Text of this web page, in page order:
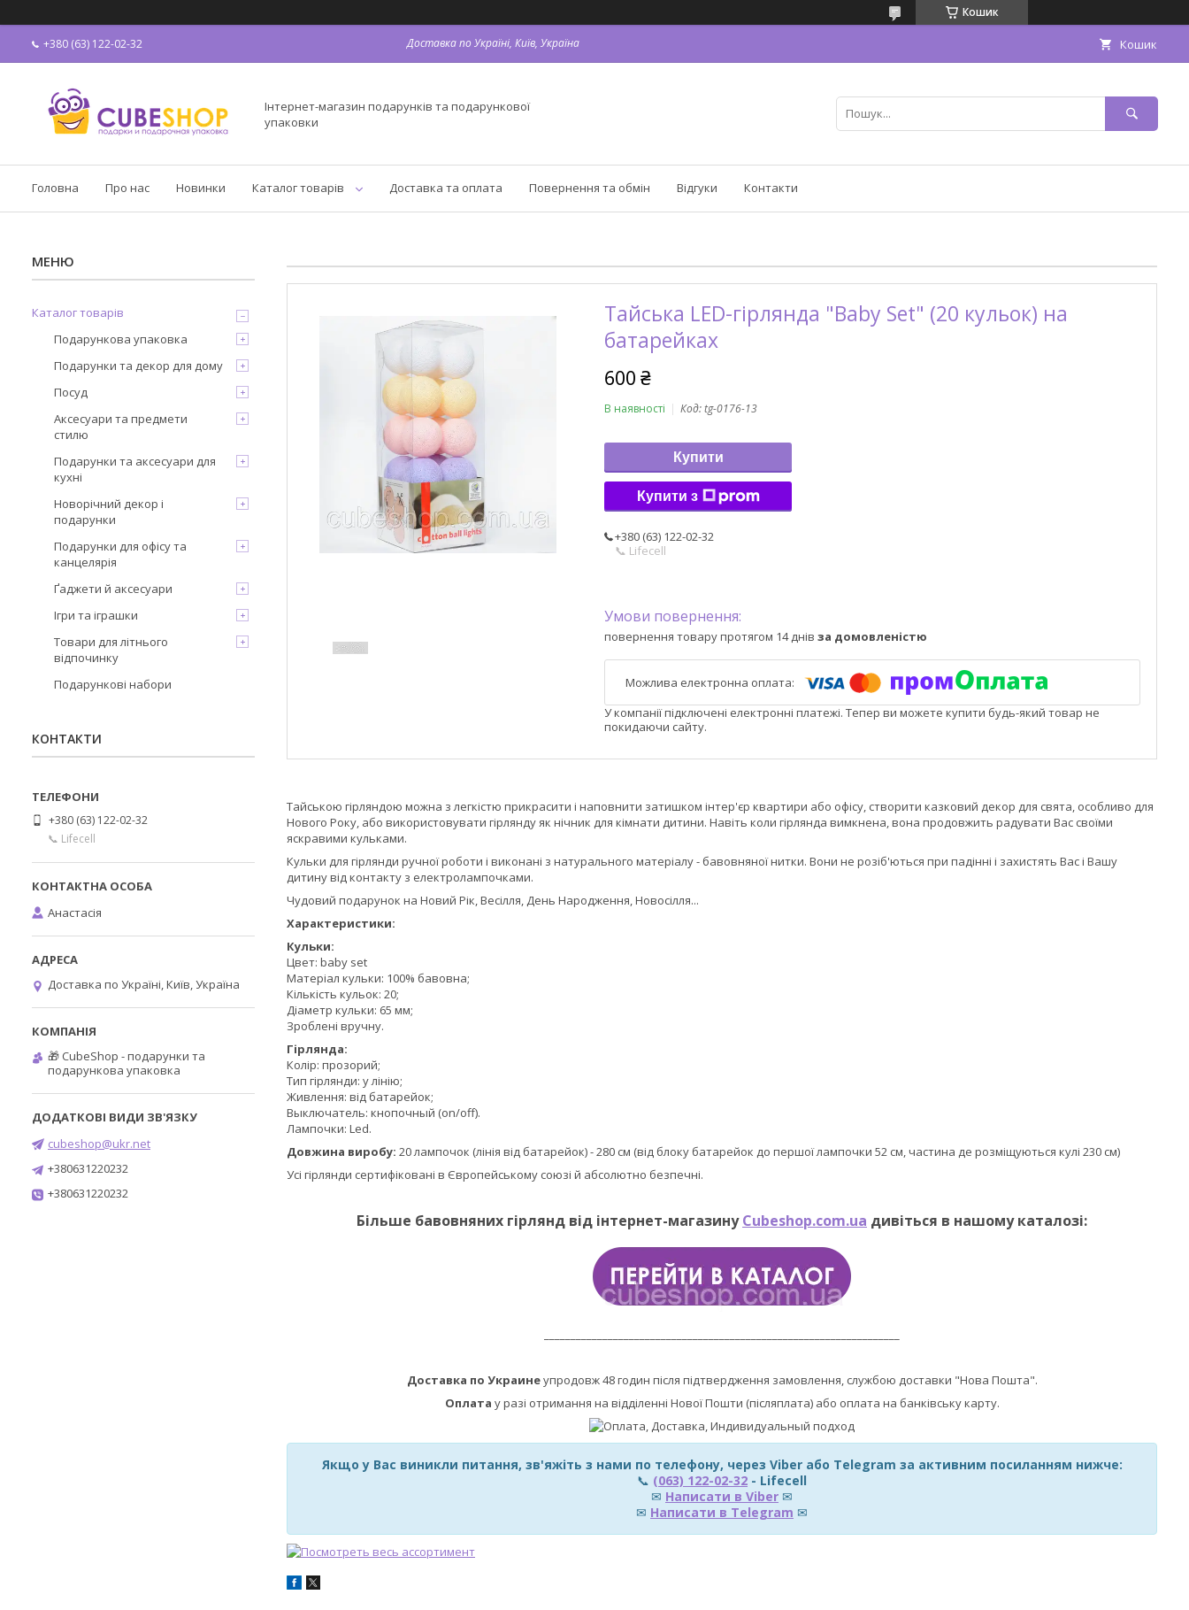
Кошик
+380 (63) 122-02-32 Доставка по Україні, Київ, Україна Кошик
Інтернет-магазин подарунків та подарункової
упаковки
Головна Про нас Новинки Каталог товарів Доставка та оплата Повернення та обмін Відгуки Контакти
Тайська LED-гірлянда "Baby Set" (20 кульок) на
батарейках
600 ₴
В наявності Код:tg-0176-13
Купити
Купити з
+380 (63) 122-02-32
📞 Lifecell
повернення товару протягом 14 днів за домовленістю
У компанії підключені електронні платежі. Тепер ви можете купити будь-який товар не
покидаючи сайту.
Тайською гірляндою можна з легкістю прикрасити і наповнити затишком інтер'єр квартири або офісу, створити казковий декор для свята, особливо для
Нового Року, або використовувати гірлянду як нічник для кімнати дитини. Навіть коли гірлянда вимкнена, вона продовжить радувати Вас своїми
яскравими кульками.
Кульки для гірлянди ручної роботи і виконані з натурального матеріалу - бавовняної нитки. Вони не розіб'ються при падінні і захистять Вас і Вашу
дитину від контакту з електролампочками.
Чудовий подарунок на Новий Рік, Весілля, День Народження, Новосілля...
Характеристики:
Кульки:
Цвет: baby set
Матеріал кульки: 100% бавовна;
Кількість кульок: 20;
Діаметр кульки: 65 мм;
Зроблені вручну.
Гірлянда:
Колір: прозорий;
Тип гірлянди: у лінію;
Живлення: від батарейок;
Выключатель: кнопочный (on/off).
Лампочки: Led.
Довжина виробу: 20 лампочок (лінія від батарейок) - 280 см (від блоку батарейок до першої лампочки 52 см, частина де розміщуються кулі 230 см)
Усі гірлянди сертифіковані в Європейському союзі й абсолютно безпечні.
Більше бавовняних гірлянд від інтернет-магазинуCubeshop.com.ua дивіться в нашому каталозі:
Доставка по Украинеупродовж 48 годин після підтвердження замовлення, службою доставки "Нова Пошта".
Оплата у разі отримання на відділенні Нової Пошти (післяплата) або оплата на банківську карту.
Якщо у Вас виникли питання, зв'яжіть з нами по телефону, через Viber або Telegram за активним посиланням нижче:
📞 (063) 122-02-32 - Lifecell
✉ Написати в Viber ✉
✉ Написати в Telegram ✉
Каталог товарів
Подарункова упаковка
Подарунки та декор для дому
Посуд
Аксесуари та предмети
стилю
Подарунки та аксесуари для
кухні
Новорічний декор і
подарунки
Подарунки для офісу та
канцелярія
Ґаджети й аксесуари
Ігри та іграшки
Товари для літнього
відпочинку
Подарункові набори
КОНТАКТИ
+380 (63) 122-02-32
📞 Lifecell
Анастасія
Доставка по Україні, Київ, Україна
🎁 CubeShop - подарунки та
подарункова упаковка
cubeshop@ukr.net
+380631220232
+380631220232